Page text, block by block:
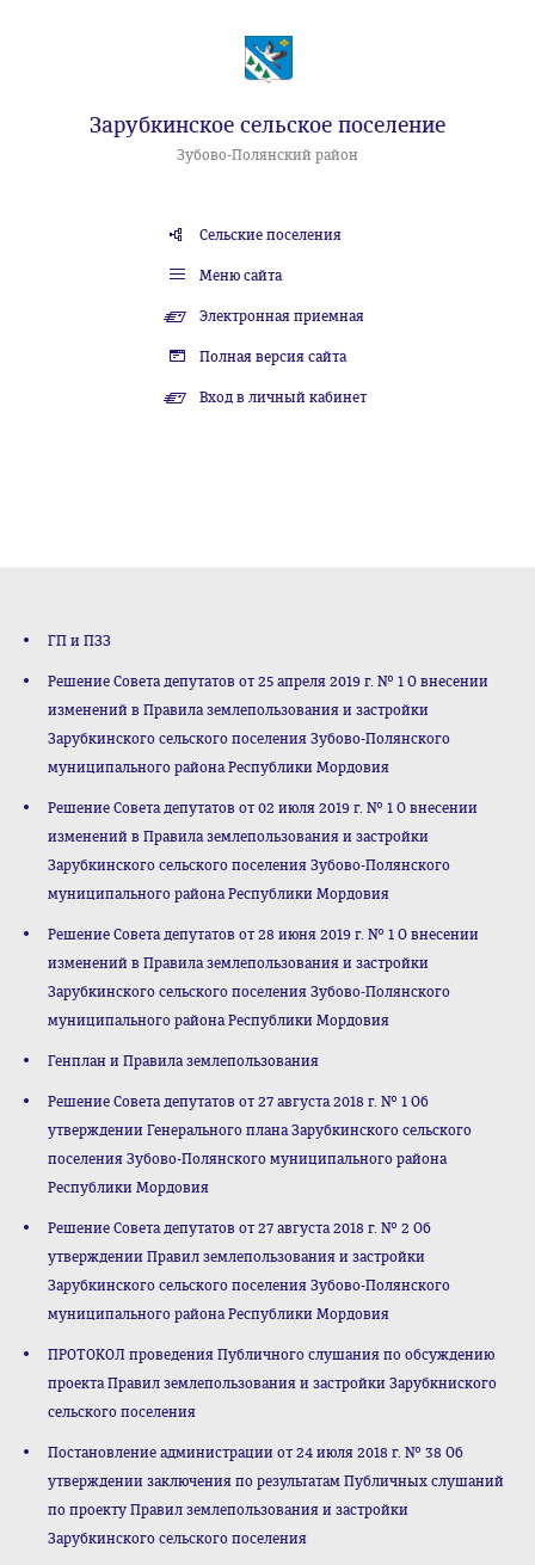
Зарубкинское сельское поселение
Зубово-Полянский район
Сельские поселения
Меню сайта
Электронная приемная
Полная версия сайта
Вход в личный кабинет
ГП и ПЗЗ
Решение Совета депутатов от 25 апреля 2019 г. № 1 О внесении
изменений в Правила землепользования и застройки
Зарубкинского сельского поселения Зубово-Полянского
муниципального района Республики Мордовия
Решение Совета депутатов от 02 июля 2019 г. № 1 О внесении
изменений в Правила землепользования и застройки
Зарубкинского сельского поселения Зубово-Полянского
муниципального района Республики Мордовия
Решение Совета депутатов от 28 июня 2019 г. № 1 О внесении
изменений в Правила землепользования и застройки
Зарубкинского сельского поселения Зубово-Полянского
муниципального района Республики Мордовия
Генплан и Правила землепользования
Решение Совета депутатов от 27 августа 2018 г. № 1 Об
утверждении Генерального плана Зарубкинского сельского
поселения Зубово-Полянского муниципального района
Республики Мордовия
Решение Совета депутатов от 27 августа 2018 г. № 2 Об
утверждении Правил землепользования и застройки
Зарубкинского сельского поселения Зубово-Полянского
муниципального района Республики Мордовия
ПРОТОКОЛ проведения Публичного слушания по обсуждению
проекта Правил землепользования и застройки Зарубкниского
сельского поселения
Постановление администрации от 24 июля 2018 г. № 38 Об
утверждении заключения по результатам Публичных слушаний
по проекту Правил землепользования и застройки
Зарубкинского сельского поселения